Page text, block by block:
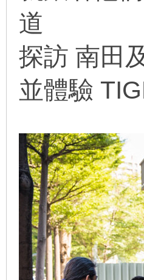
道
探訪 南田
並體驗